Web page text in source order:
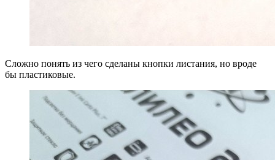
Сложно понять из чего сделаны кнопки листания, но вроде
бы пластиковые.